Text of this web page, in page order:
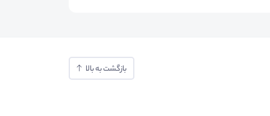
بازگشت به بالا